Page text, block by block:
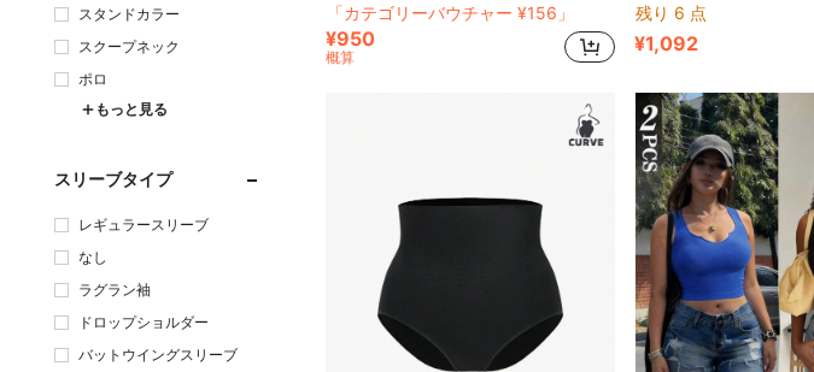
スタンドカラー
スクープネック
ポロ
もっと見る
スリーブタイプ
レギュラースリーブ
なし
ラグラン袖
ドロップショルダー
バットウイングスリーブ
「カテゴリーバウチャー ¥156」
¥950
概算
残り 6 点
¥1,092